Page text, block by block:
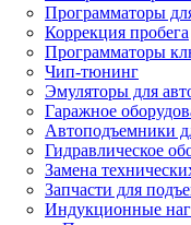
Программаторы
Коррекция пробега
Программаторы
Чип-тюнинг
Эмуляторы для
Гаражное
Автоподъемники
Гидравлическое
Замена
Запчасти для
Индукционные